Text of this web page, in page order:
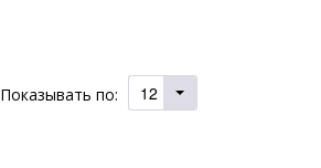
Показывать по: 12